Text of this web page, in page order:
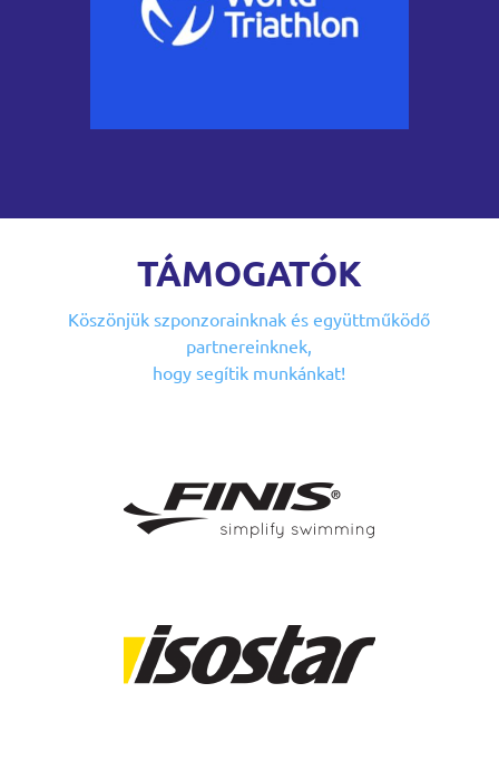
TÁMOGATÓK
Köszönjük szponzorainknakés együttműködő
partnereinknek,
hogy segítik munkánkat!